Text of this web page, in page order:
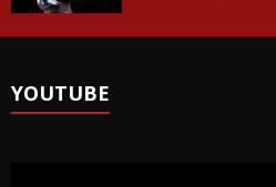
YOUTUBE